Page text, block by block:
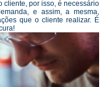
cliente, por isso, é necessário
e assim, a mesma,
que o cliente realizar. É